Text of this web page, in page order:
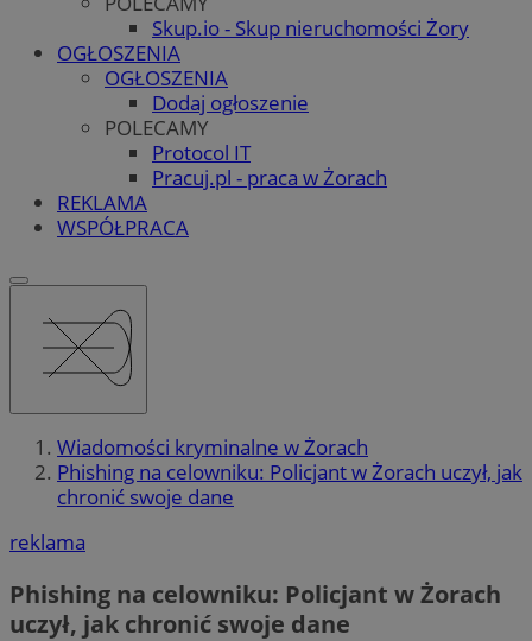
Skup.io - Skup nieruchomości Żory
OGŁOSZENIA
OGŁOSZENIA
Dodaj ogłoszenie
POLECAMY
Protocol IT
Pracuj.pl - praca w Żorach
REKLAMA
WSPÓŁPRACA
Wiadomości kryminalne w Żorach
Phishing na celowniku: Policjant w Żorach uczył, jak
chronić swoje dane
reklama
Phishing na celowniku: Policjant w Żorach
uczył, jak chronić swoje dane